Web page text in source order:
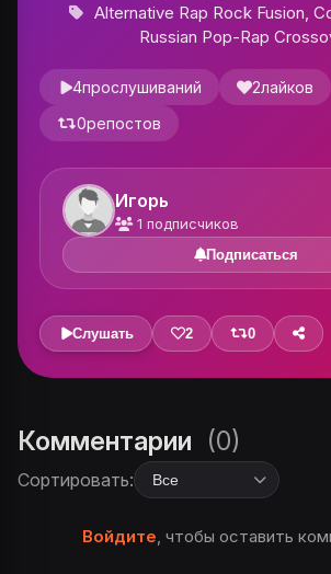
Alternative Rap Rock Fusion,
Russian Pop-Rap
4прослушиваний 2лайков
0репостов
Игорь
1 подписчиков
Подписаться
Слушать 2 0
Комментарии (0)
Сортировать:
Войдите, чтобы оставить